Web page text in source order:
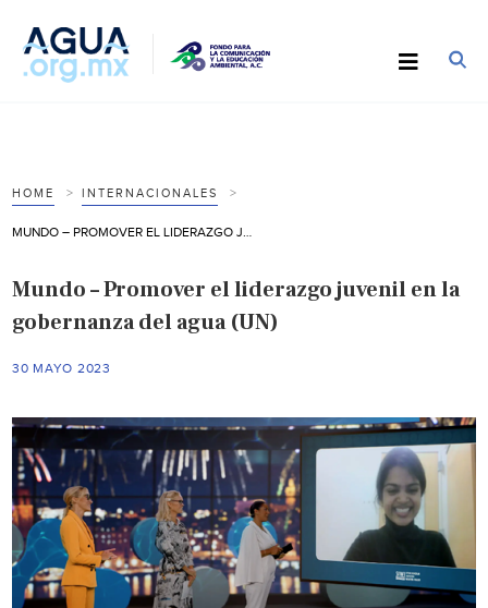
HOME INTERNACIONALES
Mundo – Promover el liderazgo juvenil en la
gobernanza del agua (UN)
30 MAYO 2023